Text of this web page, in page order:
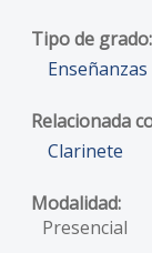
Clarinete
Presencial